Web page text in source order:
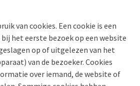
van cookies. Een cookie is een
het eerste bezoek op een website
op of uitgelezen van het
van de bezoeker. Cookies
over iemand, de website of